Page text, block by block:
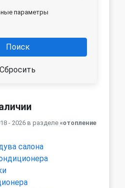
параметры
Поиск
Сбросить
- 2026 в разделе «отопление
салона